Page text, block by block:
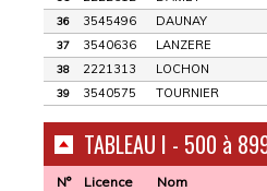
36 3545496 DAUNAY
37 3540636 LANZERE
38 2221313 LOCHON
39 3540575 TOURNIER
TABLEAU I - 500 à
N° Licence Nom